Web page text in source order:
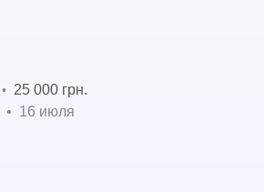
• 25 000 грн.
• 16 июля